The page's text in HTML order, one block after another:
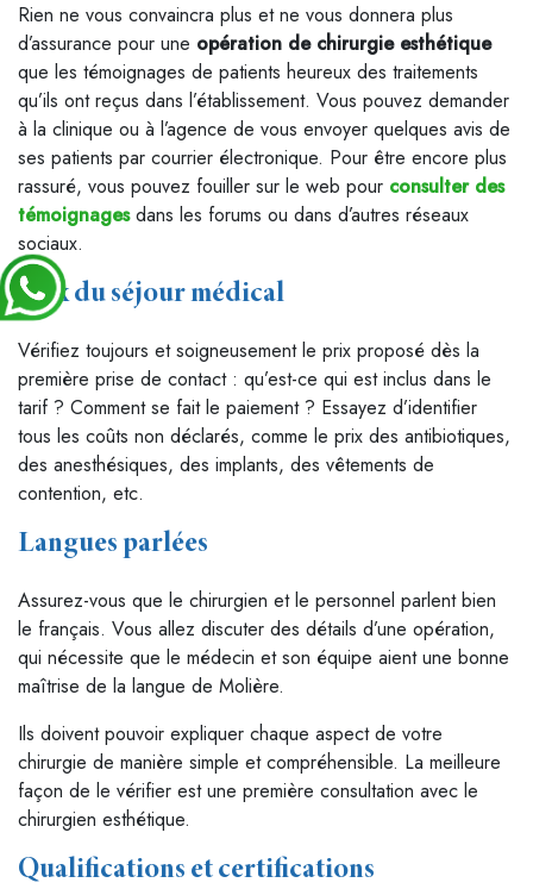
Rien ne vous convaincra plus et ne vous donnera plus
d’assurance pour une opération de chirurgie esthétique
que les témoignages de patients heureux des traitements
qu’ils ont reçus dans l’établissement. Vous pouvez demander
à la clinique ou à l’agence de vous envoyer quelques avis de
ses patients par courrier électronique. Pour être encore plus
rassuré, vous pouvez fouiller sur le web pour consulter des
témoignagesdans les forums ou dans d’autres réseaux
sociaux.
Prix du séjour médical
Vérifiez toujours et soigneusement le prix proposé dès la
première prise de contact : qu’est-ce qui est inclus dans le
tarif ? Comment se fait le paiement ? Essayez d’identifier
tous les coûts non déclarés, comme le prix des antibiotiques,
des anesthésiques, des implants, des vêtements de
contention, etc.
Langues parlées
Assurez-vous que le chirurgien et le personnel parlent bien
le français. Vous allez discuter des détails d’une opération,
qui nécessite que le médecin et son équipe aient une bonne
maîtrise de la langue de Molière.
Ils doivent pouvoir expliquer chaque aspect de votre
chirurgie de manière simple et compréhensible. La meilleure
façon de le vérifier est une première consultation avec le
chirurgien esthétique.
Qualifications et certifications